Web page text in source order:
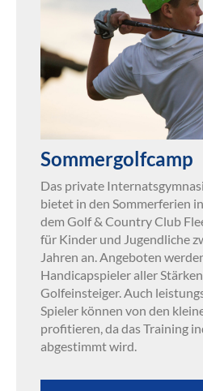
Sommergolfcamp
Das private
bietet in den Sommerferien
dem Golf & Country Club
für Kinder und Jugendliche
Jahren an. Angeboten
Handicapspieler aller
Golfeinsteiger. Auch
Spieler können von den
profitieren, da das Training
abgestimmt wird.